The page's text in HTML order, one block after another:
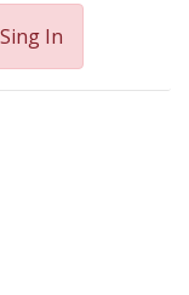
Sing In